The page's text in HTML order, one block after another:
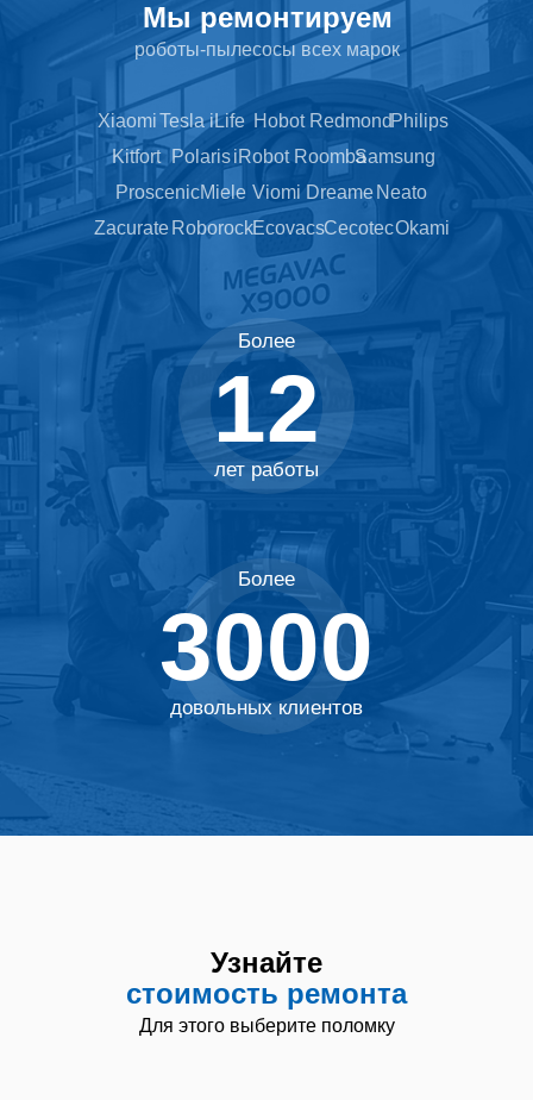
Более
12
лет работы
Более
3000
довольных клиентов
Мы ремонтируем
роботы-пылесосы всех марок
Xiaomi
Neato
Ecovacs
Proscenic Viomi
Miele
Philips
Samsung
CecotecOkami
Zacurate
Tesla iLife Hobot Redmond
Kitfort
PolarisiRobot Roomba
Dreame
Roborock
Узнайтестоимость
ремонта
Узнайте
стоимость ремонта
Для этого выберите поломку